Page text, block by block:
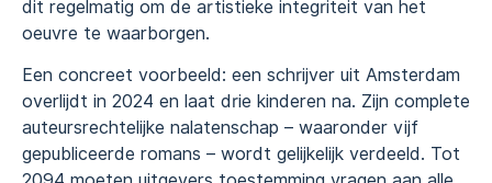
dit regelmatig om de artistieke integriteit van het
oeuvre te waarborgen.
Een concreet voorbeeld: een schrijver uit Amsterdam
overlijdt in 2024 en laat drie kinderen na. Zijn complete
auteursrechtelijke nalatenschap – waaronder vijf
gepubliceerde romans – wordt gelijkelijk verdeeld. Tot